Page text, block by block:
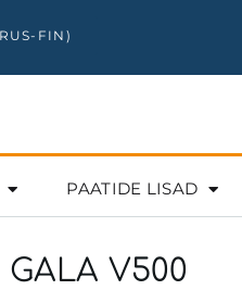
FIN)
PAATIDE LISAD
GALA V500